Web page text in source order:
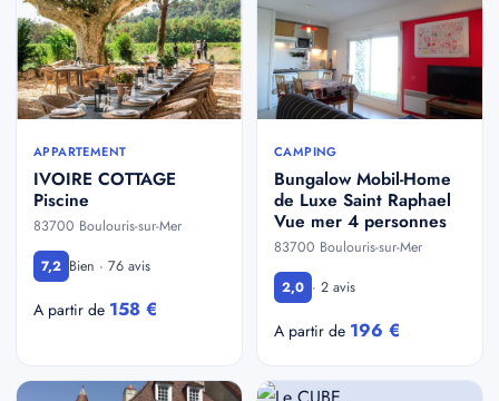
APPARTEMENT
IVOIRE COTTAGE
Piscine
83700 Boulouris-sur-Mer
7,2 Bien · 76 avis
A partir de 158 €
CAMPING
Bungalow Mobil-Home
de Luxe Saint Raphael
Vue mer 4 personnes
83700 Boulouris-sur-Mer
2,0 · 2 avis
A partir de 196 €